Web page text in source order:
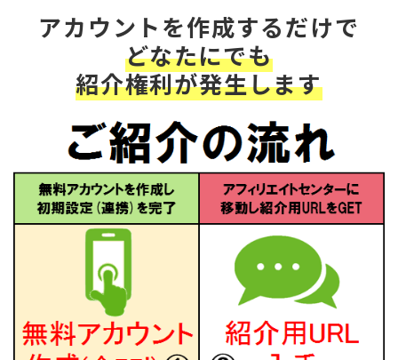
アカウントを作成するだけで
どなたにでも
紹介権利が発生します